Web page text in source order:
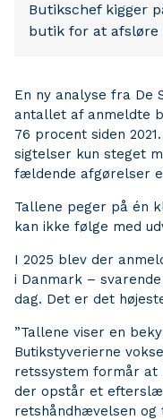
Butikschef kigger
butik for at afsløre
En ny analyse fra De
antallet af anmeldte
76 procent siden
sigtelser kun steget
fældende afgørelser
Tallene peger på én
kan ikke følge med
I 2025 blev der
i Danmark –
dag. Det er det
”Tallene viser en
Butikstyverierne
retssystem formår at
der opstår et
retshåndhævelsen